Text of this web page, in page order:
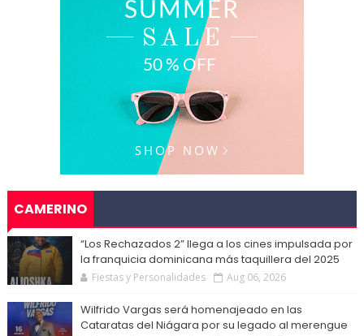
CAMERINO
“Los Rechazados 2” llega a los cines impulsada por
la franquicia dominicana más taquillera del 2025
Fiestas y Personalidades Aug 06, 2026
Wilfrido Vargas será homenajeado en las
Cataratas del Niágara por su legado al merengue